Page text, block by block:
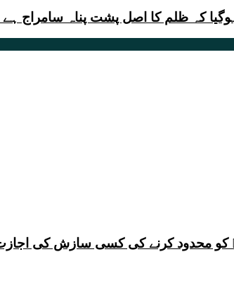
کہ ظلم کا اصل پشت پناہ سامراج ہے
کو محدود کرنے کی کسی سازش کی